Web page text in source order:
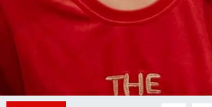
Haberde insan